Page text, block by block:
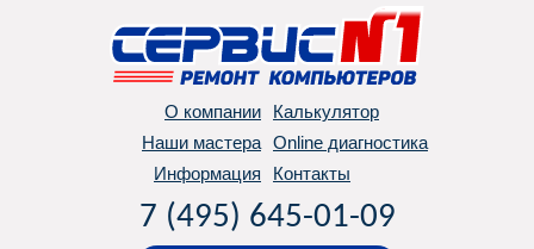
О компании
Калькулятор
Наши мастера Online диагностика
Информация
Контакты
7 (495) 645-01-09